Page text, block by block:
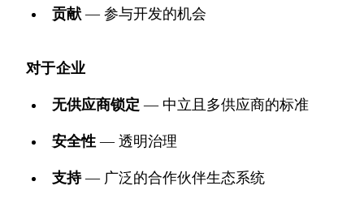
贡献 — 参与开发的机会
对于企业
无供应商锁定 — 中立且多供应商的标准
安全性 — 透明治理
支持— 广泛的合作伙伴生态系统